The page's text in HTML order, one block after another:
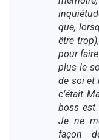
que,
être
pour
plus le
de soi et
c’était
boss est
Je ne
façon